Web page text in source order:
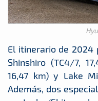
El itinerario de 2024
Shinshiro (TC4/7,
16,47 km) y Lake
Además, dos